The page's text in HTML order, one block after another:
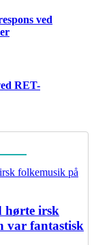
ved
RET-
hørte irsk
var fantastisk